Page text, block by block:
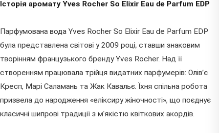
Історія аромату Yves Rocher So Elixir Eau de Parfum EDP
Парфумована вода Yves Rocher So Elixir Eau de Parfum EDP
була представлена світові у 2009 році, ставши знаковим
творінням французького бренду Yves Rocher. Над її
створенням працювала трійця видатних парфумерів: Олів’є
Кресп, Марі Саламань та Жак Кавальє. Їхня спільна робота
призвела до народження «еліксиру жіночності», що поєднує
класичні шипрові традиції з м'якістю квіткових акордів.